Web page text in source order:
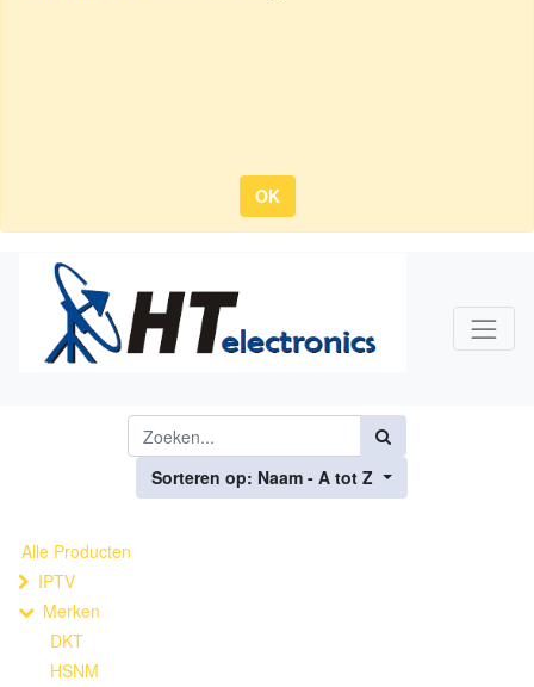
OK
Sorteren op: Naam - A tot Z
Alle Producten
IPTV
Merken
DKT
HSNM